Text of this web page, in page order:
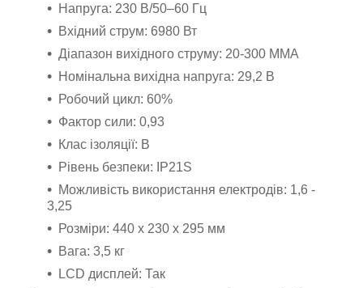
Напруга: 230 В/50–60 Гц
Вхідний струм: 6980 Вт
Діапазон вихідного струму: 20-300 ММА
Номінальна вихідна напруга: 29,2 В
Робочий цикл: 60%
Фактор сили: 0,93
Клас ізоляції: B
Рівень безпеки: IP21S
Можливість використання електродів: 1,6 -
3,25
Розміри: 440 х 230 х 295 мм
Вага: 3,5 кг
LCD дисплей: Так